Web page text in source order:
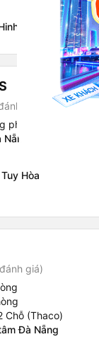
giá)
phòng 22 chỗ (WC)
Hòa
giá)
Chỗ (Thaco)
Đà Nẵng